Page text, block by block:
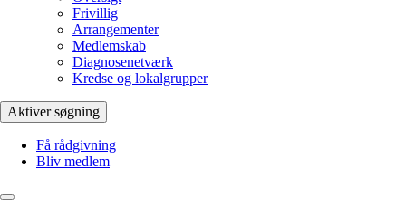
Frivillig
Arrangementer
Medlemskab
Diagnosenetværk
Kredse og lokalgrupper
Aktiver søgning
Få rådgivning
Bliv medlem